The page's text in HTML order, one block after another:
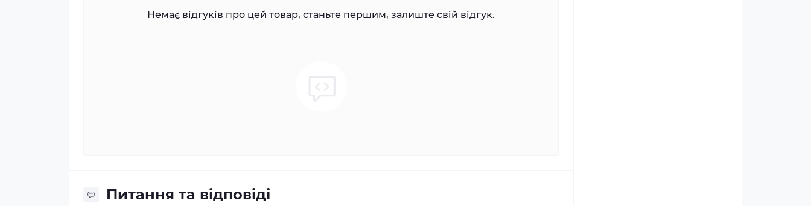
Немає відгуків про цей товар, станьте першим, залиште свій відгук.
Питання та відповіді